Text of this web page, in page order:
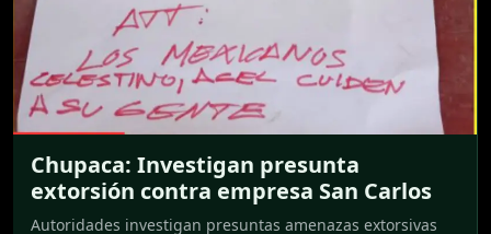
Chupaca: Investigan presunta
extorsión contra empresa San Carlos
Autoridades investigan presuntas amenazas extorsivas